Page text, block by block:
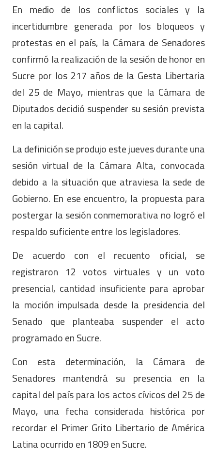
En medio de los conflictos sociales y la
incertidumbre generada por los bloqueos y
protestas en el país, la Cámara de Senadores
confirmó la realización de la sesión de honor en
Sucre por los 217 años de la Gesta Libertaria
del 25 de Mayo, mientras que la Cámara de
Diputados decidió suspender su sesión prevista
en la capital.
La definición se produjo este jueves durante una
sesión virtual de la Cámara Alta, convocada
debido a la situación que atraviesa la sede de
Gobierno. En ese encuentro, la propuesta para
postergar la sesión conmemorativa no logró el
respaldo suficiente entre los legisladores.
De acuerdo con el recuento oficial, se
registraron 12 votos virtuales y un voto
presencial, cantidad insuficiente para aprobar
la moción impulsada desde la presidencia del
Senado que planteaba suspender el acto
programado en Sucre.
Con esta determinación, la Cámara de
Senadores mantendrá su presencia en la
capital del país para los actos cívicos del 25 de
Mayo, una fecha considerada histórica por
recordar el Primer Grito Libertario de América
Latina ocurrido en 1809 en Sucre.